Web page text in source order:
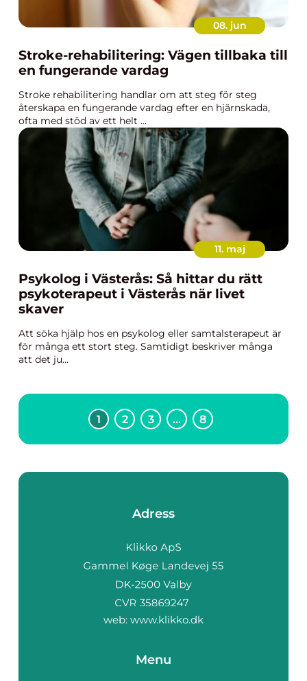
08. jun
Stroke-rehabilitering: Vägen tillbaka till
en fungerande vardag
Stroke rehabilitering handlar om att steg för steg
återskapa en fungerande vardag efter en hjärnskada,
ofta med stöd av ett helt ...
11. maj
Psykolog i Västerås: Så hittar du rätt
psykoterapeut i Västerås när livet
skaver
Att söka hjälp hos en psykolog eller samtalsterapeut är
för många ett stort steg. Samtidigt beskriver många
att det ju...
1 2 3 … 8
Adress
web: www.klikko.dk
Menu